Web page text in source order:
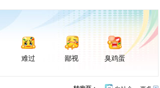
难过 鄙视 臭鸡蛋